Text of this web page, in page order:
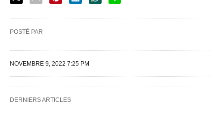
POSTÉ PAR
NOVEMBRE 9, 2022 7:25 PM
DERNIERS ARTICLES